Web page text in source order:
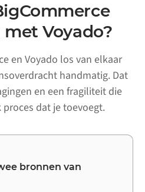
Voyado?
en Voyado los van elkaar
handmatig. Dat
en een fragiliteit die
dat je toevoegt.
bronnen van